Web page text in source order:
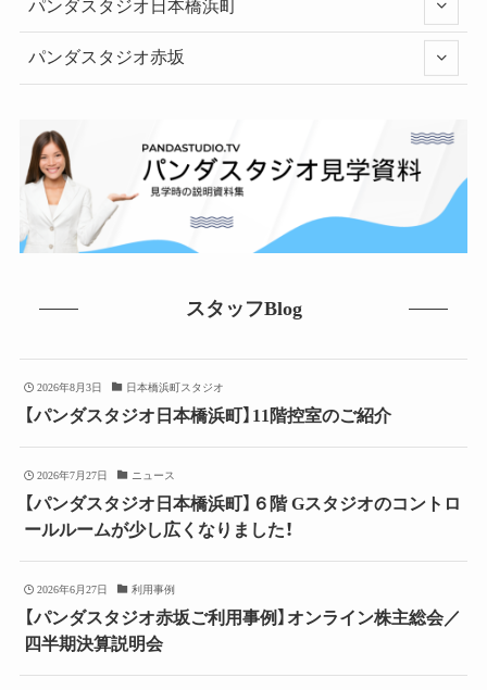
パンダスタジオ日本橋浜町
パンダスタジオ赤坂
スタッフBlog
2026年8月3日 日本橋浜町スタジオ
【パンダスタジオ日本橋浜町】11階控室のご紹介
2026年7月27日 ニュース
【パンダスタジオ日本橋浜町】６階 Gスタジオのコントロ
ールルームが少し広くなりました！
2026年6月27日 利用事例
【パンダスタジオ赤坂ご利用事例】オンライン株主総会／
四半期決算説明会